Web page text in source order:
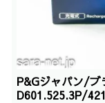
P&Gジャパン/
D601.525.3P/